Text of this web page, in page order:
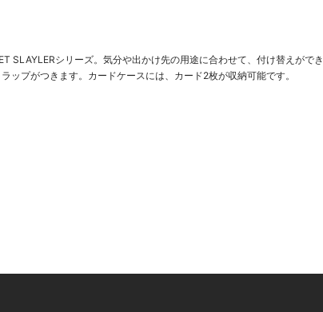
SLAYLERシリーズ。気分や出かけ先の用途に合わせて、付け替えができ
プがつきます。カードケースには、カード2枚が収納可能です。